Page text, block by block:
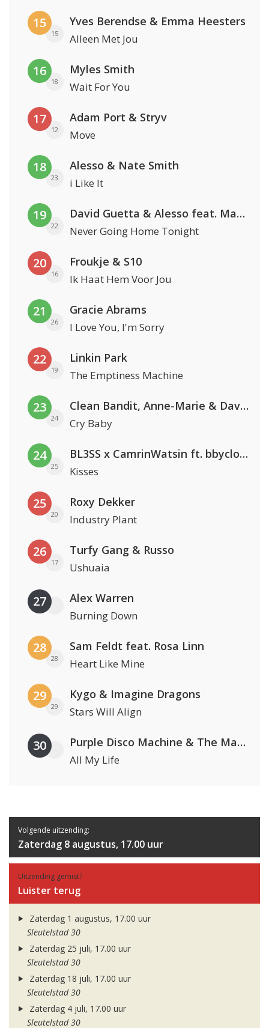
15
15
Yves Berendse & Emma Heesters
Alleen Met Jou
16
18
Myles Smith
Wait For You
17
12
Adam Port & Stryv
Move
18
23
Alesso & Nate Smith
i Like It
19
22
David Guetta & Alesso feat. Madison Love
Never Going Home Tonight
20
16
Froukje & S10
Ik Haat Hem Voor Jou
21
26
Gracie Abrams
I Love You, I'm Sorry
22
19
Linkin Park
The Emptiness Machine
23
24
Clean Bandit, Anne-Marie & David Guetta
Cry Baby
24
25
BL3SS x CamrinWatsin ft. bbyclose
Kisses
25
20
Roxy Dekker
Industry Plant
26
17
Turfy Gang & Russo
Ushuaia
27 Alex Warren
Burning Down
28
28
Sam Feldt feat. Rosa Linn
Heart Like Mine
29
29
Kygo & Imagine Dragons
Stars Will Align
30 Purple Disco Machine & The Magician
All My Life
Volgende uitzending:
Zaterdag 8 augustus, 17.00 uur
Uitzending gemist?
Luister terug
Zaterdag 1 augustus, 17.00 uur
Sleutelstad 30
Zaterdag 25 juli, 17.00 uur
Sleutelstad 30
Zaterdag 18 juli, 17.00 uur
Sleutelstad 30
Zaterdag 4 juli, 17.00 uur
Sleutelstad 30